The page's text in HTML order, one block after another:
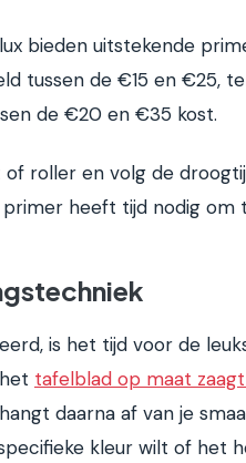
bieden uitstekende
tussen de €15 en €25,
de €20 en €35 kost.
roller en volg de
heeft tijd nodig om
is het tijd voor de
tafelblad op maat
daarna af van je
kleur wilt of het